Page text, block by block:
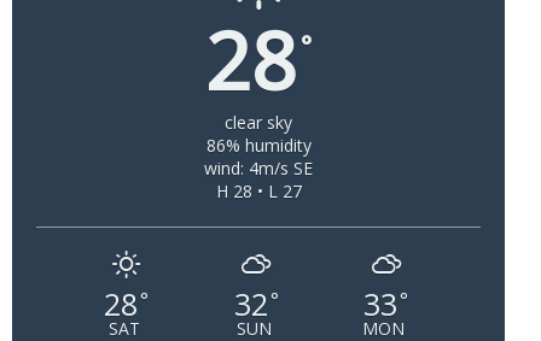
28°
clear sky
86% humidity
wind: 4m/s SE
H 28 • L 27
28°
SAT
32°
SUN
33°
MON